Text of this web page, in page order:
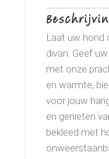
Laat uw hond
divan. Geef
met onze
en warmte,
voor jouw
en genieten
bekleed met